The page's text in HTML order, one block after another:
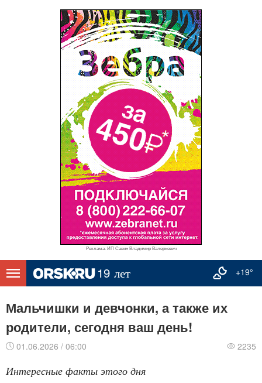
Реклама. ИП Савин Владимир Валерьевич
+19°
​Мальчишки и девчонки, а также их
родители, сегодня ваш день!
01.06.2026 / 06:00 2235
Интересные факты этого дня